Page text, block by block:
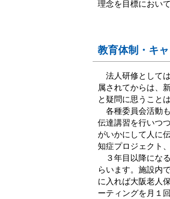
理念を目標におい
教育体制・キ
法人研修として
属されてからは、
と疑問に思うこと
各種委員会活動
伝達講習を行いつ
がいかにして人に
知症プロジェクト
３年目以降にな
らいます。施設内
に入れば大阪老人
ーティングを月１